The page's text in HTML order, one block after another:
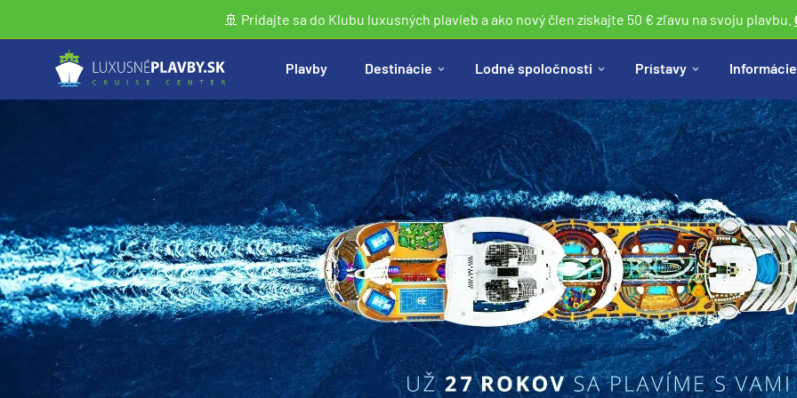
🚢 Pridajte sa do Klubu luxusných plavieb a ako nový člen získajte 50 € zľavu na svoju plavbu.
Plavby Destinácie Lodné spoločnosti Prístavy Informácie
Vyhľadať